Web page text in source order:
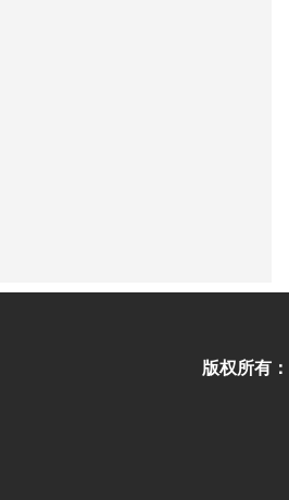
版权所有：